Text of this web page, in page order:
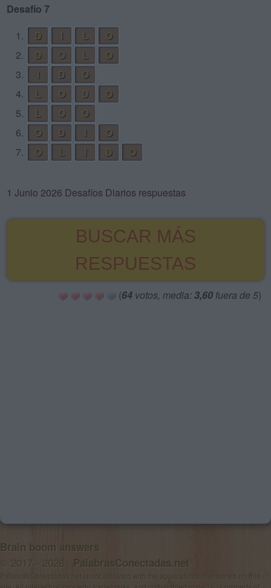
Desafío 7
1.
D L
O
2.
D O L
O
3.
D
O
4.
L O D
O
5.
L O
O
6.
O D
O
7.
O L D O
1 Junio 2026 Desafíos Diarios respuestas
BUSCAR MÁS
RESPUESTAS
(64 votos, media: 3,60 fuera de 5)
Brain boom answers
© 2017 - 2026 · PalabrasConectadas.net
PalabrasConectadas.net is not affiliated with the applications mentioned on this